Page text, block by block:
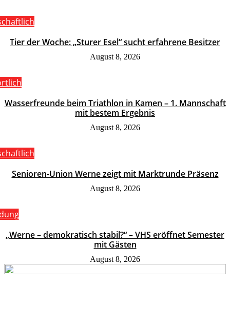
Tier der Woche: „Sturer Esel“ sucht erfahrene Besitzer
August 8, 2026
Wasserfreunde beim Triathlon in Kamen – 1. Mannschaft
mit bestem Ergebnis
August 8, 2026
Senioren-Union Werne zeigt mit Marktrunde Präsenz
August 8, 2026
„Werne – demokratisch stabil?“ – VHS eröffnet Semester
mit Gästen
August 8, 2026